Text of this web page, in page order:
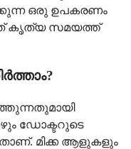
ഒരു ഉപകരണം
കൃത്യ സമയത്ത്
ഡോക്ടറുടെ
മിക്ക ആളുകളും